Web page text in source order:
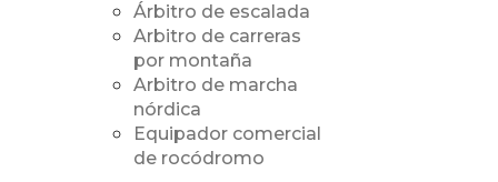
Árbitro de escalada
Arbitro de carreras
por montaña
Arbitro de marcha
nórdica
Equipador comercial
de rocódromo